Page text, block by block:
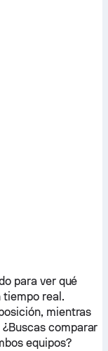
para ver qué
tiempo real.
mientras
comparar
equipos?